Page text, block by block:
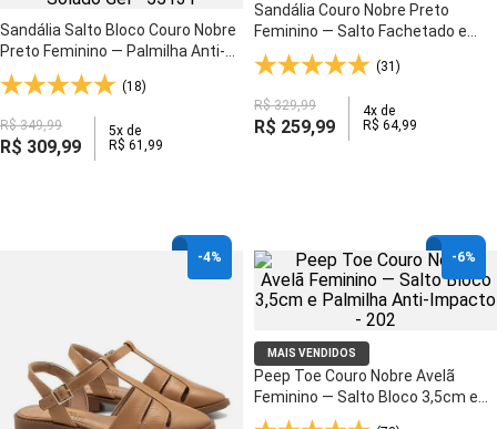
Sandália Salto Bloco Couro Nobre
Preto Feminino — Palmilha Anti-
Impacto e Solado Gel - 55131
(18)
R$ 349,99
R$ 309,99
5x de
R$ 61 ,99
Sandália Couro Nobre Preto
Feminino — Salto Fachetado e
Solado Natural - 817
(31)
R$ 329,99
R$ 259,99
4x de
R$ 64,99
-4% -6%
MAIS VENDIDOS
Peep Toe Couro Nobre Avelã
Feminino — Salto Bloco 3,5cm e
Palmilha Anti-Impacto - 202